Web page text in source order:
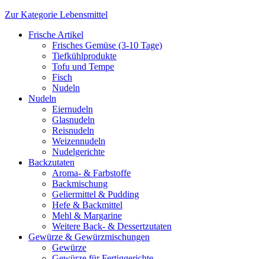
Zur Kategorie Lebensmittel
Frische Artikel
Frisches Gemüse (3-10 Tage)
Tiefkühlprodukte
Tofu und Tempe
Fisch
Nudeln
Nudeln
Eiernudeln
Glasnudeln
Reisnudeln
Weizennudeln
Nudelgerichte
Backzutaten
Aroma- & Farbstoffe
Backmischung
Geliermittel & Pudding
Hefe & Backmittel
Mehl & Margarine
Weitere Back- & Dessertzutaten
Gewürze & Gewürzmischungen
Gewürze